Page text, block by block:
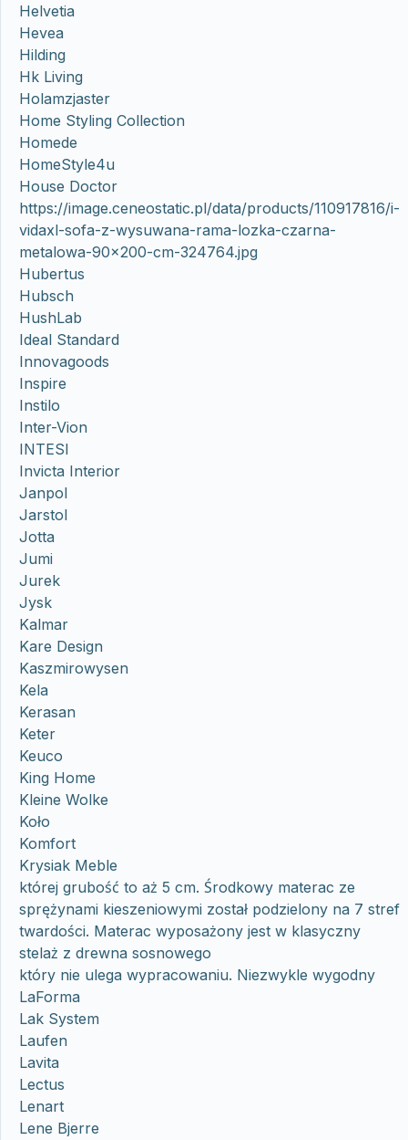
Helvetia
Hevea
Hilding
Hk Living
Holamzjaster
Home Styling Collection
Homede
HomeStyle4u
House Doctor
https://image.ceneostatic.pl/data/products/110917816/i-
vidaxl-sofa-z-wysuwana-rama-lozka-czarna-
metalowa-90×200-cm-324764.jpg
Hubertus
Hubsch
HushLab
Ideal Standard
Innovagoods
Inspire
Instilo
Inter-Vion
INTESI
Invicta Interior
Janpol
Jarstol
Jotta
Jumi
Jurek
Jysk
Kalmar
Kare Design
Kaszmirowysen
Kela
Kerasan
Keter
Keuco
King Home
Kleine Wolke
Koło
Komfort
Krysiak Meble
której grubość to aż 5 cm. Środkowy materac ze
sprężynami kieszeniowymi został podzielony na 7 stref
twardości. Materac wyposażony jest w klasyczny
stelaż z drewna sosnowego
który nie ulega wypracowaniu. Niezwykle wygodny
LaForma
Lak System
Laufen
Lavita
Lectus
Lenart
Lene Bjerre